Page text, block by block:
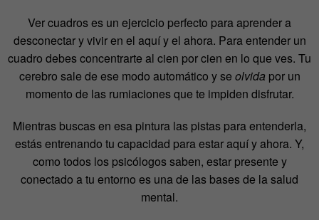
Ver cuadros es un ejercicio perfecto para aprender a
desconectar y vivir en el aquí y el ahora. Para entender un
cuadro debes concentrarte al cien por cien en lo que ves. Tu
cerebro sale de ese modo automático y se olvida por un
momento de las rumiaciones que te impiden disfrutar.
Mientras buscas en esa pintura las pistas para entenderla,
estás entrenando tu capacidad para estar aquí y ahora. Y,
como todos los psicólogos saben, estar presente y
conectado a tu entorno es una de las bases de la salud
mental.